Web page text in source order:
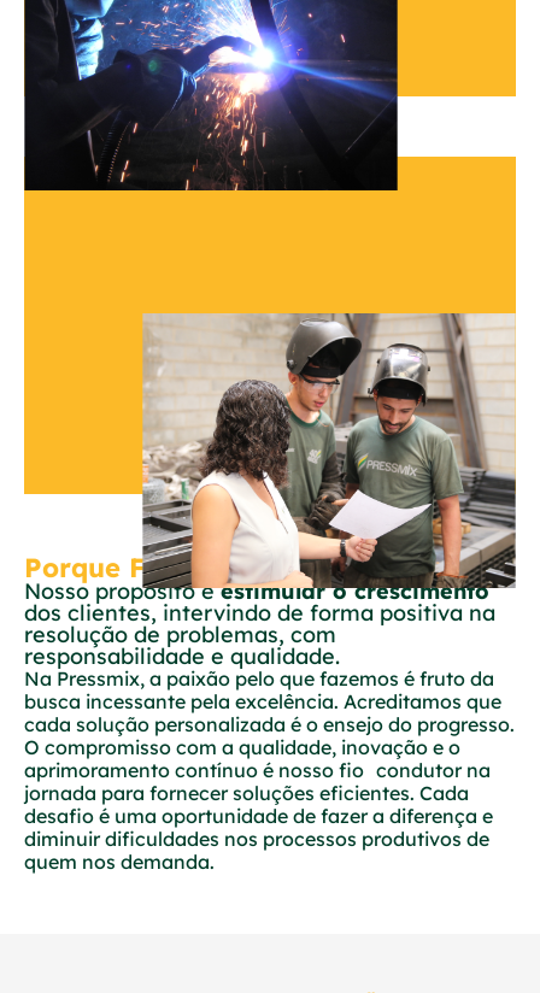
Porque Fazemos
Nosso propósito éestimular o crescimento
dos clientes, intervindo de forma positiva na
resolução de problemas, com
responsabilidade e qualidade.
Na Pressmix, a paixão pelo que fazemos é fruto da
busca incessante pela excelência. Acreditamos que
cada solução personalizada é o ensejo do progresso.
O compromisso com a qualidade, inovação e o
aprimoramento contínuo é nosso fio condutor na
jornada para fornecer soluções eficientes. Cada
desafio é uma oportunidade de fazer a diferença e
diminuir dificuldades nos processos produtivos de
quem nos demanda.